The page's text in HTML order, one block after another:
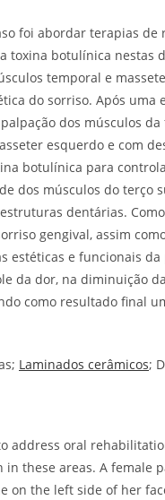
foi abordar terapias
toxina botulínica nestas
temporal e
do sorriso. Após uma
dos músculos
esquerdo e com
botulínica para
dos músculos do terço
dentárias.
gengival, assim
estéticas e funcionais
da dor, na diminuição
como resultado final
Laminados cerâmicos;
address oral
these areas. A
on the left side of her